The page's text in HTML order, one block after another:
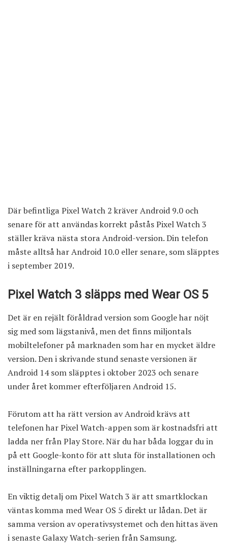
Där befintliga Pixel Watch 2 kräver Android 9.0 och
senare för att användas korrekt påstås Pixel Watch 3
ställer kräva nästa stora Android-version. Din telefon
måste alltså har Android 10.0 eller senare, som släpptes
i september 2019.
Pixel Watch 3 släpps med Wear OS 5
Det är en rejält föråldrad version som Google har nöjt
sig med som lägstanivå, men det finns miljontals
mobiltelefoner på marknaden som har en mycket äldre
version. Den i skrivande stund senaste versionen är
Android 14 som släpptes i oktober 2023 och senare
under året kommer efterföljaren Android 15.
Förutom att ha rätt version av Android krävs att
telefonen har Pixel Watch-appen som är kostnadsfri att
ladda ner från Play Store. När du har båda loggar du in
på ett Google-konto för att sluta för installationen och
inställningarna efter parkopplingen.
En viktig detalj om Pixel Watch 3 är att smartklockan
väntas komma med Wear OS 5 direkt ur lådan. Det är
samma version av operativsystemet och den hittas även
i senaste Galaxy Watch-serien från Samsung.